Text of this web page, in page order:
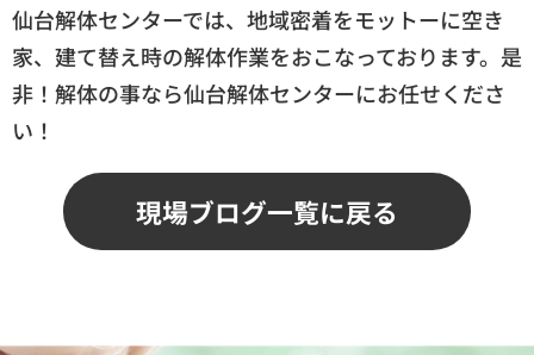
仙台解体センターでは、地域密着をモットーに空き
家、建て替え時の解体作業をおこなっております。是
非！解体の事なら仙台解体センターにお任せくださ
い！
現場ブログ一覧に戻る